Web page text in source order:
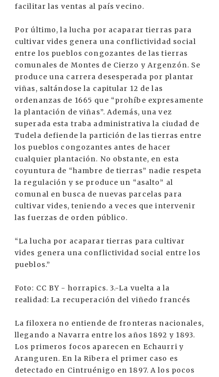
facilitar las ventas al país vecino.
Por último, la lucha por acaparar tierras para
cultivar vides genera una conflictividad social
entre los pueblos congozantes de las tierras
comunales de Montes de Cierzo y Argenzón. Se
produce una carrera desesperada por plantar
viñas, saltándose la capitular 12 de las
ordenanzas de 1665 que “prohíbe expresamente
la plantación de viñas”. Además, una vez
superada esta traba administrativa la ciudad de
Tudela defiende la partición de las tierras entre
los pueblos congozantes antes de hacer
cualquier plantación. No obstante, en esta
coyuntura de “hambre de tierras” nadie respeta
la regulación y se produce un “asalto” al
comunal en busca de nuevas parcelas para
cultivar vides, teniendo a veces que intervenir
las fuerzas de orden público.
“La lucha por acaparar tierras para cultivar
vides genera una conflictividad social entre los
pueblos.”
Foto: CC BY - horrapics. 3.-La vuelta a la
realidad: La recuperación del viñedo francés
La filoxera no entiende de fronteras nacionales,
llegando a Navarra entre los años 1892 y 1893.
Los primeros focos aparecen en Echaurri y
Aranguren. En la Ribera el primer caso es
detectado en Cintruénigo en 1897. A los pocos